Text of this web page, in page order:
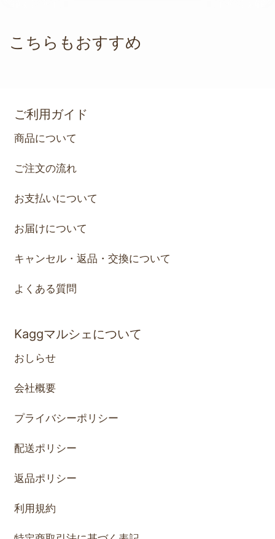
こちらもおすすめ
ご利用ガイド
商品について
ご注文の流れ
お支払いについて
お届けについて
キャンセル・返品・交換について
よくある質問
Kaggマルシェについて
おしらせ
会社概要
プライバシーポリシー
配送ポリシー
返品ポリシー
利用規約